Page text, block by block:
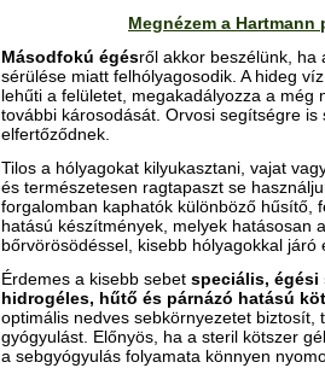
Megnézem a
Másodfokú égésről akkor beszélünk, ha
sérülése miatt felhólyagosodik. A hideg
lehűti a felületet, megakadályozza a még
további károsodását. Orvosi segítségre
elfertőződnek.
Tilos a hólyagokat kilyukasztani, vajat
és természetesen ragtapaszt se
forgalomban kaphatók különböző hűsítő,
hatású készítmények, melyek hatásosan
bőrvörösödéssel, kisebb hólyagokkal
Érdemes a kisebb sebet speciális, égési
hidrogéles, hűtő és párnázó hatású
optimális nedves sebkörnyezetet biztosít,
gyógyulást. Előnyös, ha a steril kötszer
a sebgyógyulás folyamata könnyen